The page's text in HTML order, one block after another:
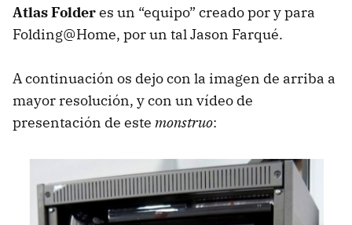
Atlas Folderes un “equipo” creado por y para
Folding@Home, por un tal Jason Farqué.
A continuación os dejo con la imagen de arriba a
mayor resolución, y con un vídeo de
presentación de este monstruo: